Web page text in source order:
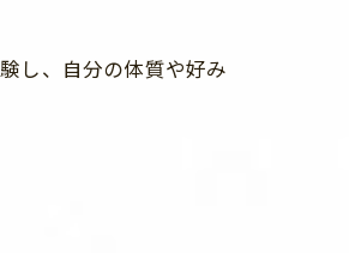
し、自分の体質や好み